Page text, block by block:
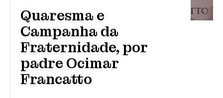
Quaresma e
Campanha da
Fraternidade, por
padre Ocimar
Francatto